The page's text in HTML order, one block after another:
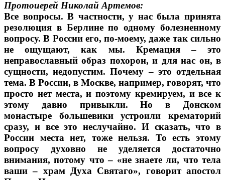
Протоиерей Николай Артемов:
Все вопросы. В частности, у нас была принята
резолюция в Берлине по одному болезненному
вопросу. В России его, по-моему, даже так сильно
не ощущают, как мы. Кремация – это
неправославный образ похорон, и для нас он, в
сущности, недопустим. Почему – это отдельная
тема. В России, в Москве, например, говорят, что
просто нет места, и поэтому кремируем, и все к
этому давно привыкли. Но в Донском
монастыре большевики устроили крематорий
сразу, и все это неслучайно. И сказать, что в
России места нет, тоже нельзя. То есть этому
вопросу духовно не уделяется достаточно
внимания, потому что – «не знаете ли, что тела
ваши – храм Духа Святаго», говорит апостол